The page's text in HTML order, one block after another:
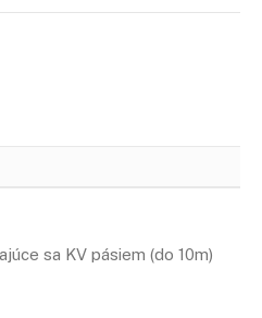
sa KV pásiem (do 10m)